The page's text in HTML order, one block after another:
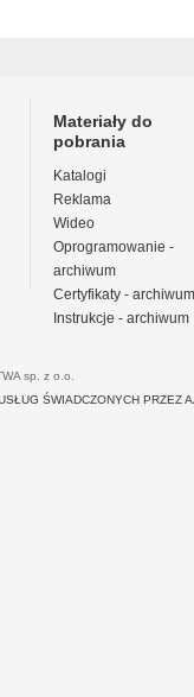
Materiały do
pobrania
Katalogi
Reklama
Wideo
Oprogramowanie -
archiwum
Certyfikaty - archiwum
Instrukcje - archiwum
sp. z o.o.
ŚWIADCZONYCH PRZEZ